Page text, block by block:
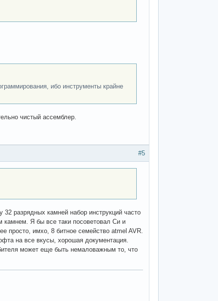
ибо инструменты крайне
чистый ассемблер.
#5
разрядных камней набор инструкций часто
камнем. Я бы все таки посоветовал Си и
просто, имхо, 8 битное семейство atmel AVR.
на все вкусы, хорошая документация.
может еще быть немаловажным то, что